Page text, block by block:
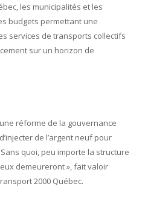
les municipalités et les
budgets permettant une
services de transports collectifs
sur un horizon de
réforme de la gouvernance
de l’argent neuf pour
quoi, peu importe la structure
demeureront », fait valoir
2000 Québec.